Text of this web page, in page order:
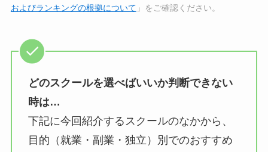
およびランキングの根拠について 」をご確認ください。
どのスクールを選べばいいか判断できない
時は…
下記に今回紹介するスクールのなかから、
目的（就業・副業・独立）別でのおすすめ